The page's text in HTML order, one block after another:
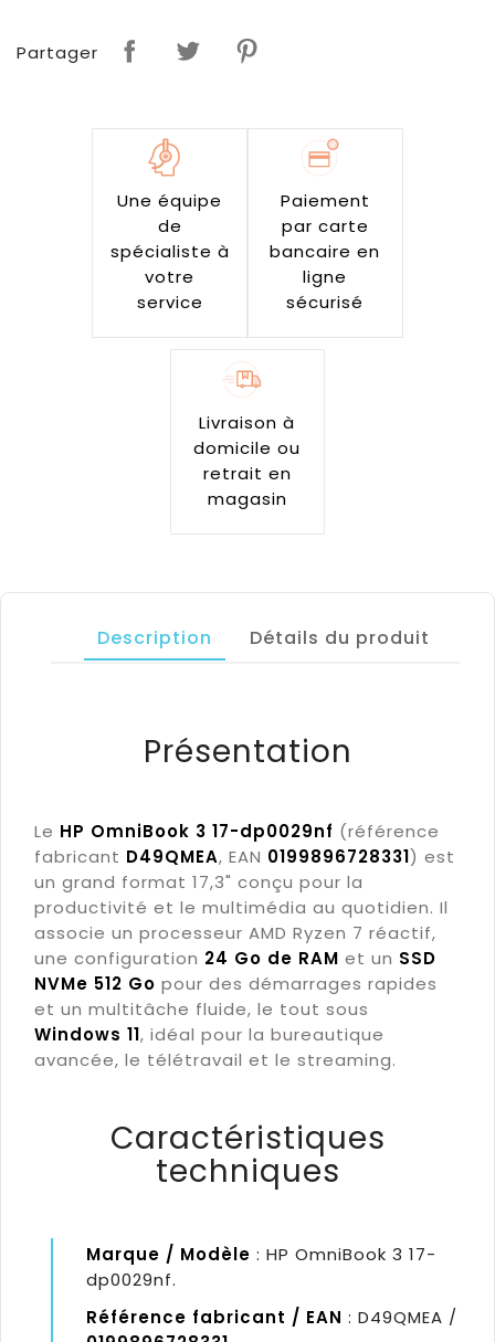
Partager
Une équipe
de
spécialiste à
votre
service
Paiement
par carte
bancaire en
ligne
sécurisé
Livraison à
domicile ou
retrait en
magasin
Description Détails du produit
Présentation
Le HP OmniBook 3 17-dp0029nf (référence
fabricant D49QMEA, EAN 0199896728331) est
un grand format 17,3" conçu pour la
productivité et le multimédia au quotidien. Il
associe un processeur AMD Ryzen 7 réactif,
une configuration 24 Go de RAM et un SSD
NVMe 512 Go pour des démarrages rapides
et un multitâche fluide, le tout sous
Windows 11, idéal pour la bureautique
avancée, le télétravail et le streaming.
Caractéristiques
techniques
Marque / Modèle : HP OmniBook 3 17-
dp0029nf.
Référence fabricant / EAN : D49QMEA /